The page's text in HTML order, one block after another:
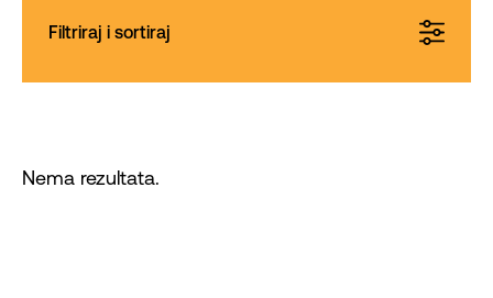
Filtriraj i sortiraj
Nema rezultata.